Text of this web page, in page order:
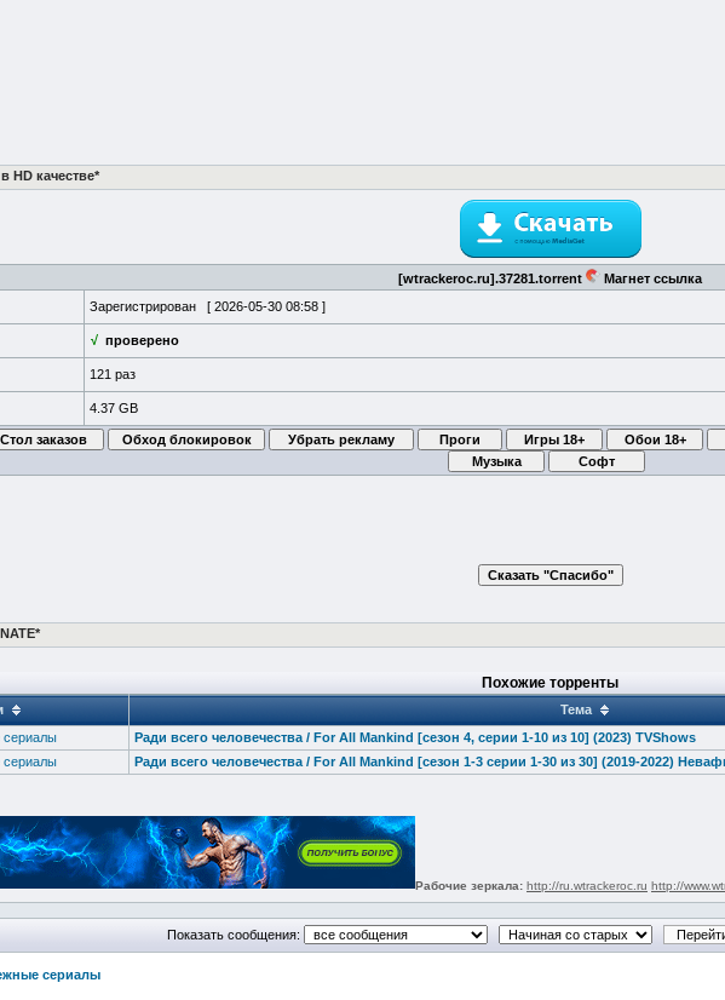
HD качестве*
[wtrackeroc.ru].37281.torrent
Магнет ссылка
Зарегистрирован [ 2026-05-30 08:58 ]
√ проверено
121 раз
4.37 GB
Похожие торренты
Тема
Ради всего человечества / For All Mankind [сезон 4, серии 1-10 из 10] (2023) TVShows
Ради всего человечества / For All Mankind [сезон 1-3 серии 1-30 из 30] (2019-2022)
Рабочие зеркала: http://ru.wtrackeroc.ru http://
Показать сообщения:
сериалы